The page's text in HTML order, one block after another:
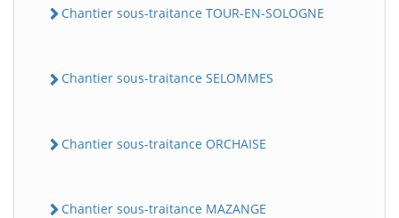
Chantier sous-traitance TOUR-EN-SOLOGNE
Chantier sous-traitance SELOMMES
Chantier sous-traitance ORCHAISE
Chantier sous-traitance MAZANGE